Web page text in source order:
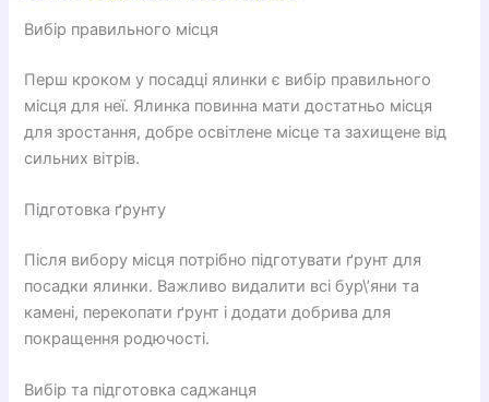
Вибір правильного місця
Перш кроком у посадці ялинки є вибір правильного
місця для неї. Ялинка повинна мати достатньо місця
для зростання, добре освітлене місце та захищене від
сильних вітрів.
Підготовка ґрунту
Після вибору місця потрібно підготувати ґрунт для
посадки ялинки. Важливо видалити всі бур\’яни та
камені, перекопати ґрунт і додати добрива для
покращення родючості.
Вибір та підготовка саджанця